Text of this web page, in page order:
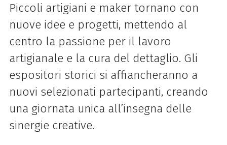
Piccoli artigiani e maker tornano con
nuove idee e progetti, mettendo al
centro la passione per il lavoro
artigianale e la cura del dettaglio. Gli
espositori storici si affiancheranno a
nuovi selezionati partecipanti, creando
una giornata unica all’insegna delle
sinergie creative.